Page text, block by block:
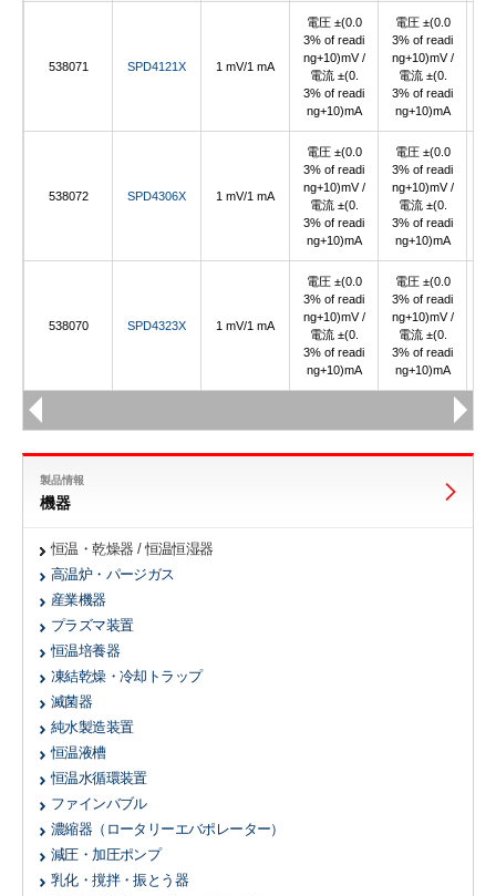
538071 SPD4121X 1 mV/1 mA
電圧 ±(0.0
3% of readi
ng+10)mV /
電流 ±(0.
3% of readi
ng+10)mA
電圧 ±(0.0
3% of readi
ng+10)mV /
電流 ±(0.
3% of readi
ng+10)mA
538072 SPD4306X 1 mV/1 mA
電圧 ±(0.0
3% of readi
ng+10)mV /
電流 ±(0.
3% of readi
ng+10)mA
電圧 ±(0.0
3% of readi
ng+10)mV /
電流 ±(0.
3% of readi
ng+10)mA
538070 SPD4323X 1 mV/1 mA
電圧 ±(0.0
3% of readi
ng+10)mV /
電流 ±(0.
3% of readi
ng+10)mA
電圧 ±(0.0
3% of readi
ng+10)mV /
電流 ±(0.
3% of readi
ng+10)mA
製品情報
機器
恒温・乾燥器 / 恒温恒湿器
高温炉・パージガス
産業機器
プラズマ装置
恒温培養器
凍結乾燥・冷却トラップ
滅菌器
純水製造装置
恒温液槽
恒温水循環装置
ファインバブル
濃縮器（ロータリーエバポレーター）
減圧・加圧ポンプ
乳化・撹拌・振とう器